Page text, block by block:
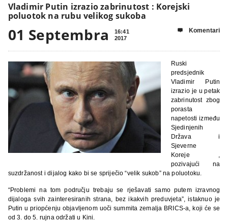
Vladimir Putin izrazio zabrinutost : Korejski
poluotok na rubu velikog sukoba
01 Septembra
16:41
2017
 Komentari
Ruski
predsjednik
Vladimir Putin
izrazio je u petak
zabrinutost zbog
porasta
napetosti između
Sjedinjenih
Država i
Sjeverne
Koreje ,
pozivajući na
suzdržanost i dijalog kako bi se spriječio “velik sukob” na poluotoku.
“Problemi na tom području trebaju se rješavati samo putem izravnog
dijaloga svih zainteresiranih strana, bez ikakvih preduvjeta”, istaknuo je
Putin u priopćenju objavljenom uoči summita zemalja BRICS-a, koji će se
od 3. do 5. rujna održati u Kini.